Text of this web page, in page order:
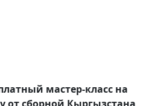
мастер-класс на